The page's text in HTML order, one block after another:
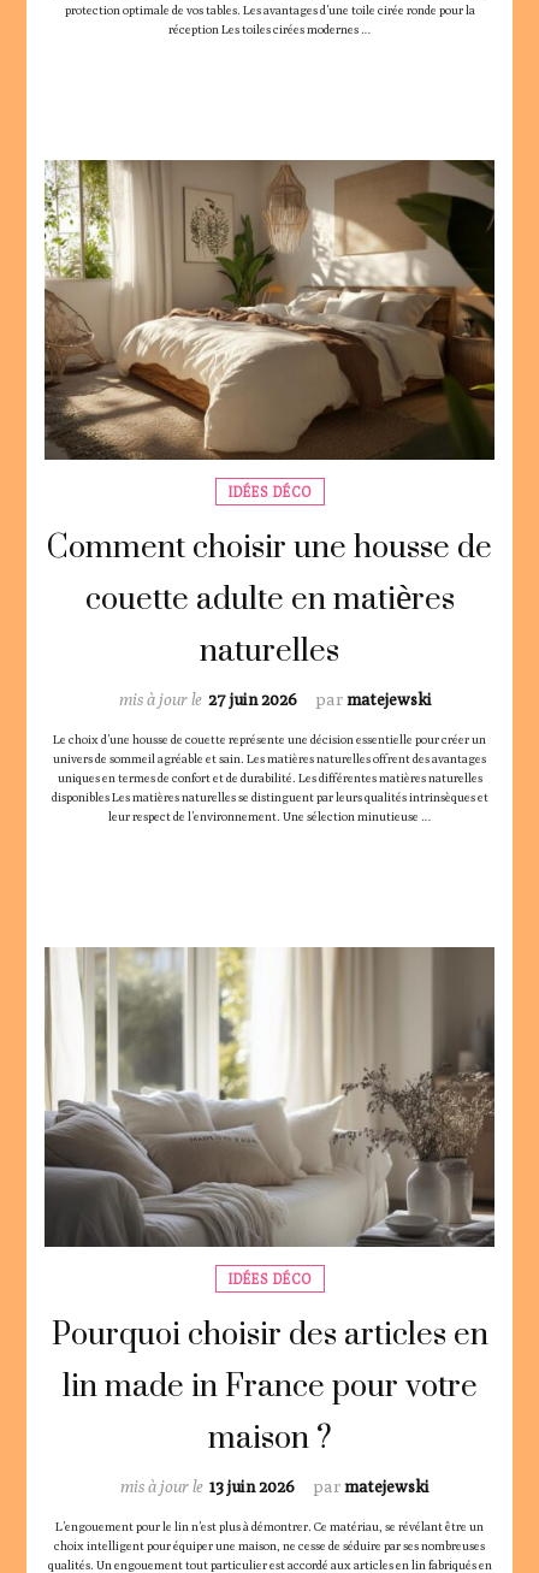
protection optimale de vos tables. Les avantages d’une toile cirée ronde pour la
réception Les toiles cirées modernes …
IDÉES DÉCO
Comment choisir une housse de
couette adulte en matières
naturelles
parmatejewski
mis à jour le 27 juin 2026
Le choix d’une housse de couette représente une décision essentielle pour créer un
univers de sommeil agréable et sain. Les matières naturelles offrent des avantages
uniques en termes de confort et de durabilité. Les différentes matières naturelles
disponibles Les matières naturelles se distinguent par leurs qualités intrinsèques et
leur respect de l’environnement. Une sélection minutieuse …
IDÉES DÉCO
Pourquoi choisir des articles en
lin made in France pour votre
maison ?
parmatejewski
mis à jour le 13 juin 2026
L’engouement pour le lin n’est plus à démontrer. Ce matériau, se révélant être un
choix intelligent pour équiper une maison, ne cesse de séduire par ses nombreuses
qualités. Un engouement tout particulier est accordé aux articles en lin fabriqués en